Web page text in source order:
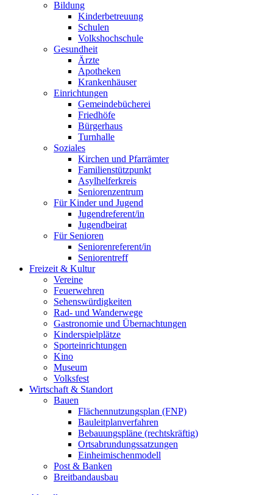
Bildung
Kinderbetreuung
Schulen
Volkshochschule
Gesundheit
Ärzte
Apotheken
Krankenhäuser
Einrichtungen
Gemeindebücherei
Friedhöfe
Bürgerhaus
Turnhalle
Soziales
Kirchen und Pfarrämter
Familienstützpunkt
Asylhelferkreis
Seniorenzentrum
Für Kinder und Jugend
Jugendreferent/in
Jugendbeirat
Für Senioren
Seniorenreferent/in
Seniorentreff
Freizeit & Kultur
Vereine
Feuerwehren
Sehenswürdigkeiten
Rad- und Wanderwege
Gastronomie und Übernachtungen
Kinderspielplätze
Sporteinrichtungen
Kino
Museum
Volksfest
Wirtschaft & Standort
Bauen
Flächennutzungsplan (FNP)
Bauleitplanverfahren
Bebauungspläne (rechtskräftig)
Ortsabrundungssatzungen
Einheimischenmodell
Post & Banken
Breitbandausbau